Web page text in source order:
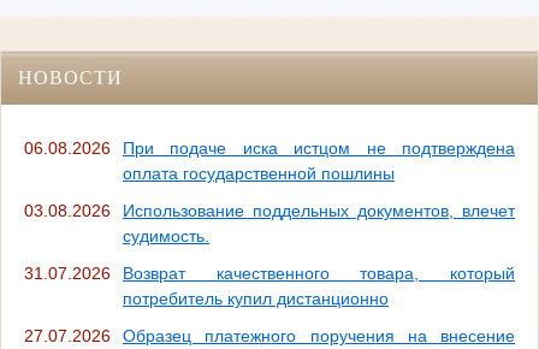
НОВОСТИ
06.08.2026
При подаче иска истцом не подтверждена
оплата государственной пошлины
03.08.2026
Использование поддельных документов, влечет
судимость.
31.07.2026
Возврат качественного товара, который
потребитель купил дистанционно
27.07.2026
Образец платежного поручения на внесение